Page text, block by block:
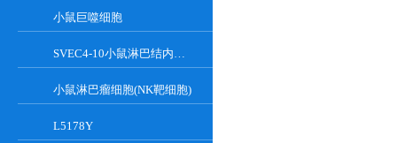
小鼠巨噬细胞
SVEC4-10小鼠淋巴结内皮细胞
小鼠淋巴瘤细胞(NK靶细胞)
L5178Y